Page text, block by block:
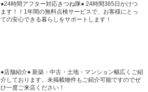
●24時間アフター対応きつね隊● 24時間365日かけつ
ます！！1年間の無料点検サービスで、お客様にとっ
ての安心できる暮らしをサポートします！
●店舗紹介● 新築・中古・土地・マンション幅広くご紹
介しております。未掲載物件もご紹介可能ですのでぜ
ひ一度ご来店ください！